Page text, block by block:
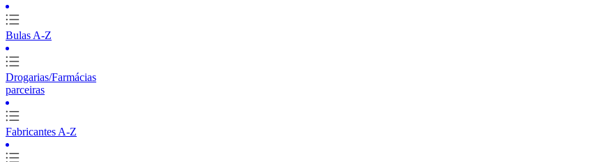
Bulas A-Z
Drogarias/Farmácias
parceiras
Fabricantes A-Z